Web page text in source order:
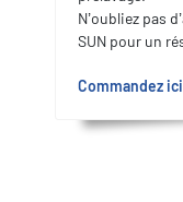
N’oubliez pas
SUN pour un
Commandez